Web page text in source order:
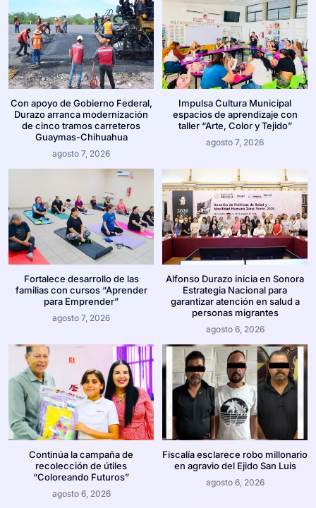
Con apoyo de Gobierno Federal,
Durazo arranca modernización
de cinco tramos carreteros
Guaymas-Chihuahua
agosto 7, 2026
Impulsa Cultura Municipal
espacios de aprendizaje con
taller “Arte, Color y Tejido”
agosto 7, 2026
Fortalece desarrollo de las
familias con cursos “Aprender
para Emprender”
agosto 7, 2026
Alfonso Durazo inicia en Sonora
Estrategia Nacional para
garantizar atención en salud a
personas migrantes
agosto 6, 2026
Continúa la campaña de
recolección de útiles
“Coloreando Futuros”
agosto 6, 2026
Fiscalía esclarece robo millonario
en agravio del Ejido San Luis
agosto 6, 2026